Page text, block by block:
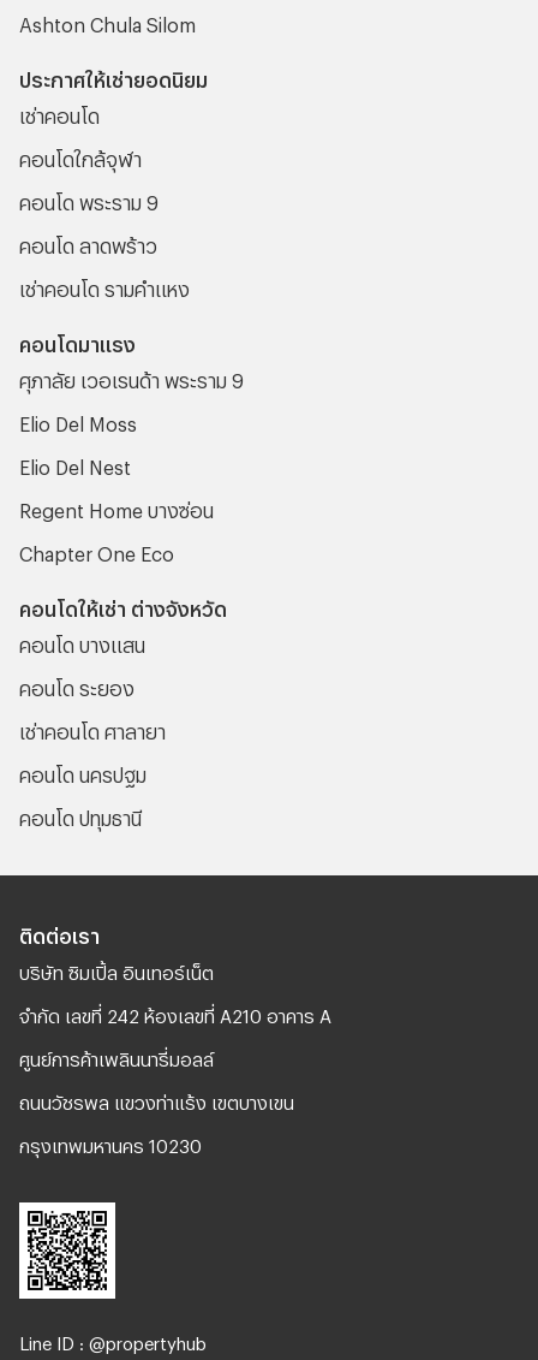
Ashton Chula Silom
ประกาศให้เช่ายอดนิยม
เช่าคอนโด
คอนโดใกล้จุฬา
คอนโด พระราม 9
คอนโด ลาดพร้าว
เช่าคอนโด รามคําแหง
คอนโดมาแรง
ศุภาลัย เวอเรนด้า พระราม 9
Elio Del Moss
Elio Del Nest
Regent Home บางซ่อน
Chapter One Eco
คอนโดให้เช่า ต่างจังหวัด
คอนโด บางแสน
คอนโด ระยอง
เช่าคอนโด ศาลายา
คอนโด นครปฐม
คอนโด ปทุมธานี
ติดต่อเรา
บริษัท ซิมเปิ้ล อินเทอร์เน็ต
จํากัด เลขที่ 242 ห้องเลขที่ A210 อาคาร A
ศูนย์การค้าเพลินนารี่มอลล์
ถนนวัชรพล แขวงท่าแร้ง เขตบางเขน
กรุงเทพมหานคร 10230
Line ID : @propertyhub